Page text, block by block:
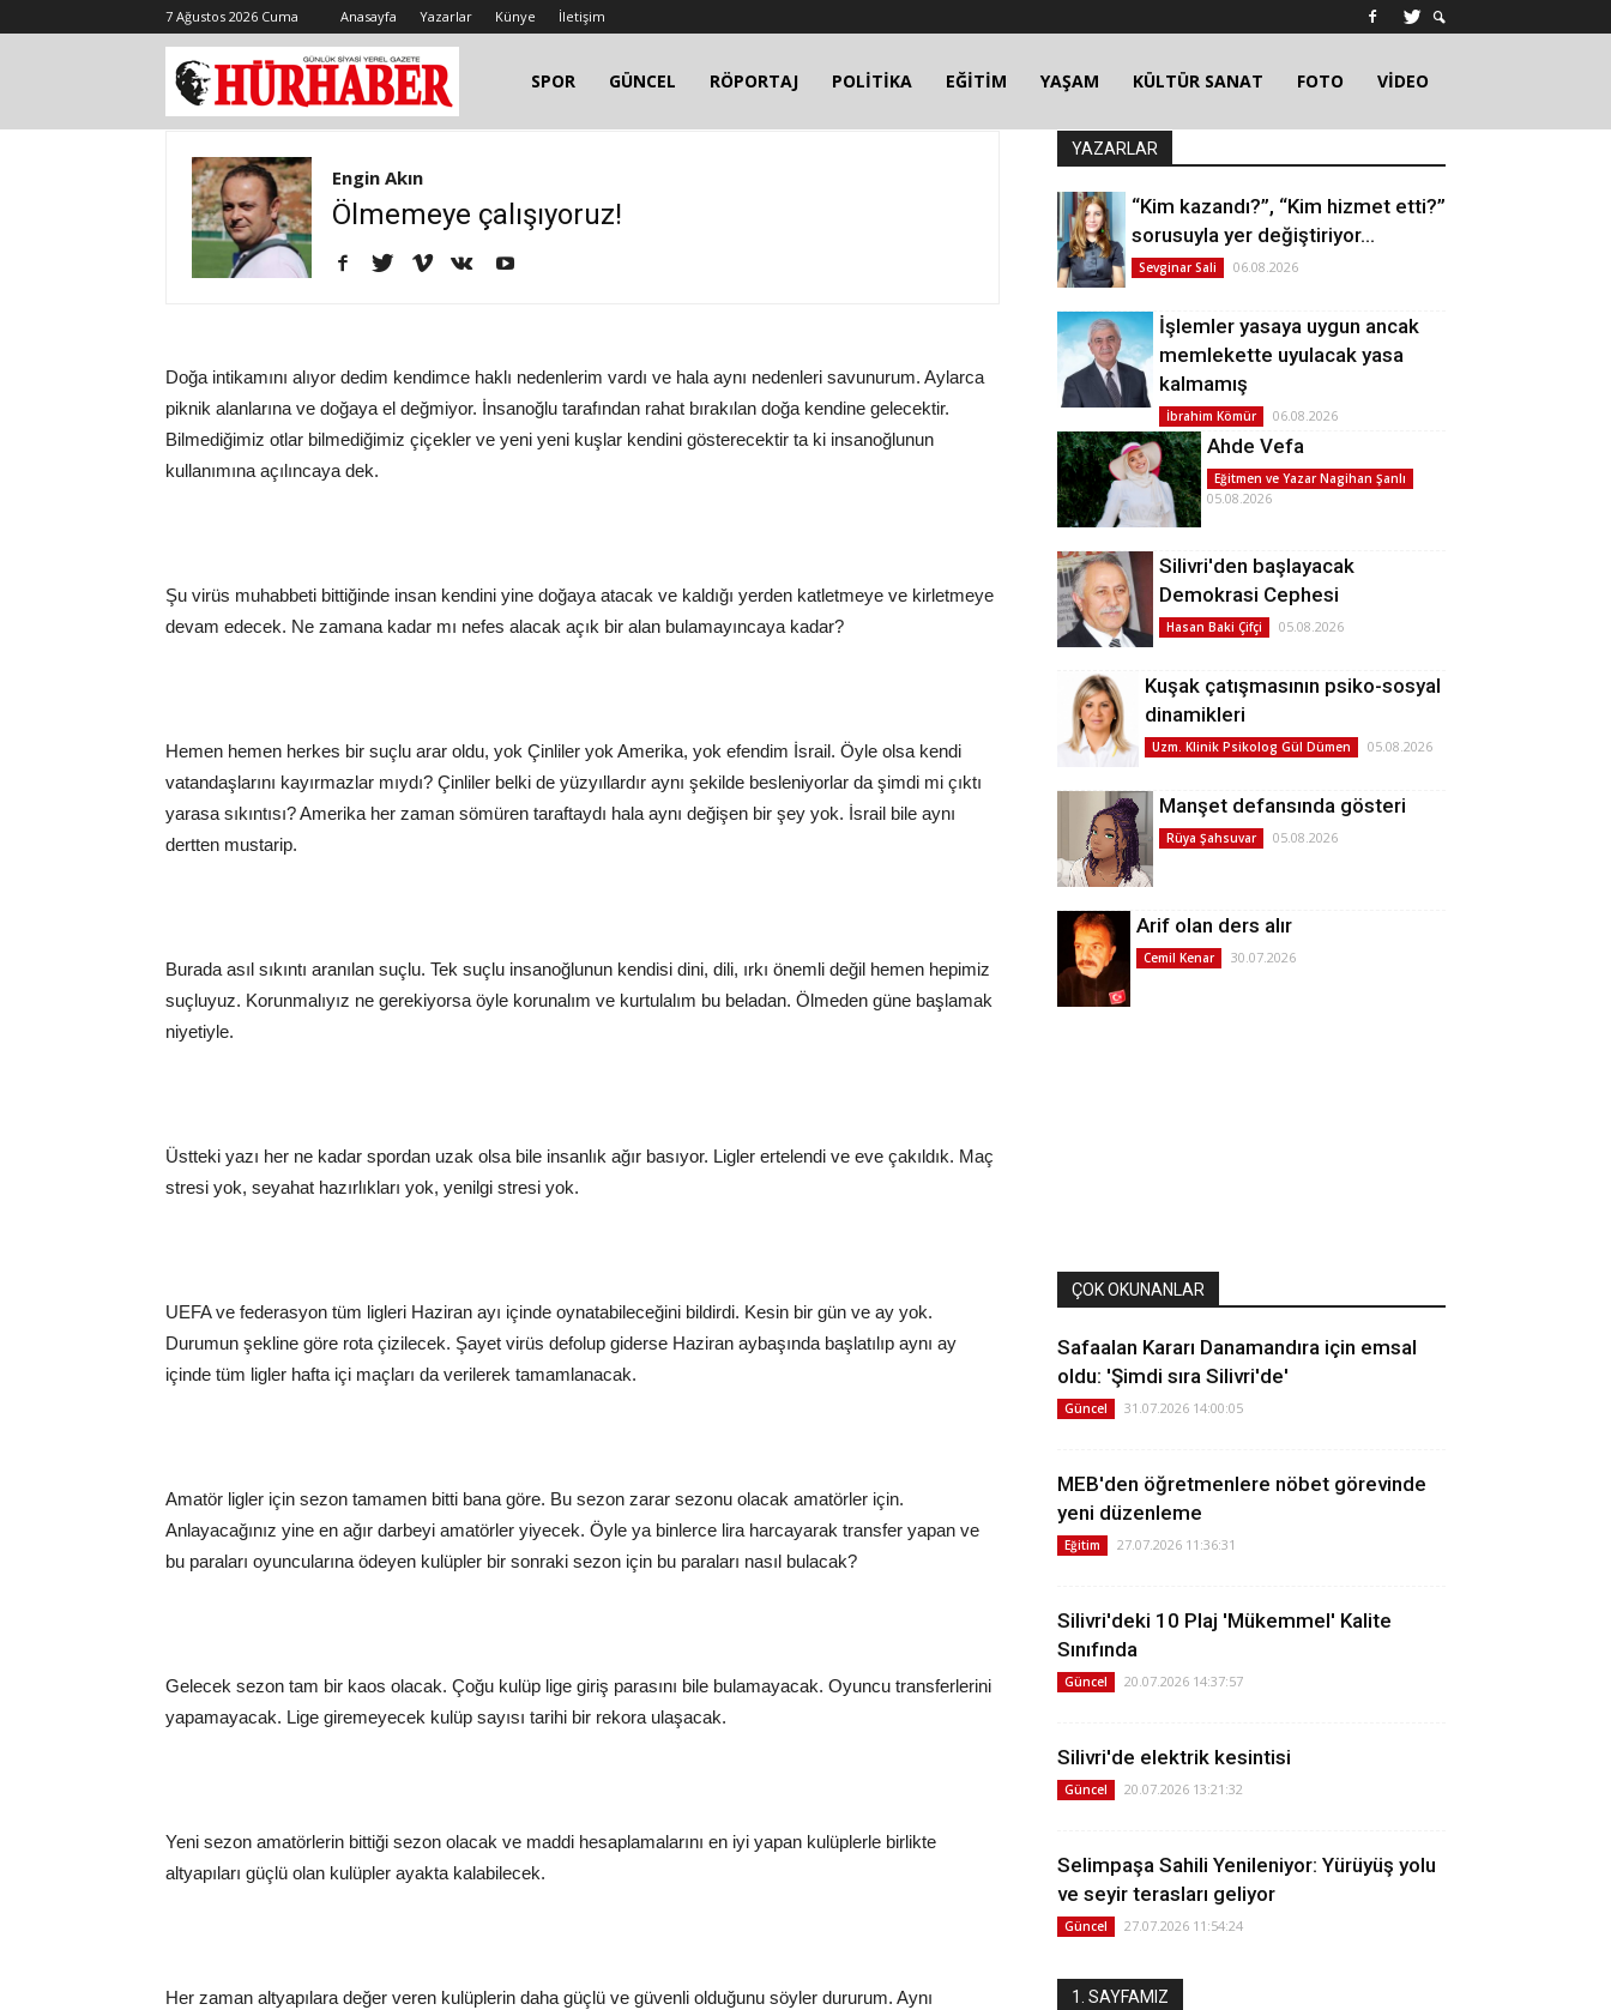
7 Ağustos 2026 Cuma Anasayfa Yazarlar Künye İletişim
SPOR GÜNCEL RÖPORTAJ POLİTİKA EĞİTİM YAŞAM KÜLTÜR SANAT FOTO VİDEO
Engin Akın
Ölmemeye çalışıyoruz!
Doğa intikamını alıyor dedim kendimce haklı nedenlerim vardı ve hala aynı nedenleri savunurum. Aylarca
piknik alanlarına ve doğaya el değmiyor. İnsanoğlu tarafından rahat bırakılan doğa kendine gelecektir.
Bilmediğimiz otlar bilmediğimiz çiçekler ve yeni yeni kuşlar kendini gösterecektir ta ki insanoğlunun
kullanımına açılıncaya dek.
Şu virüs muhabbeti bittiğinde insan kendini yine doğaya atacak ve kaldığı yerden katletmeye ve kirletmeye
devam edecek. Ne zamana kadar mı nefes alacak açık bir alan bulamayıncaya kadar?
Hemen hemen herkes bir suçlu arar oldu, yok Çinliler yok Amerika, yok efendim İsrail. Öyle olsa kendi
vatandaşlarını kayırmazlar mıydı? Çinliler belki de yüzyıllardır aynı şekilde besleniyorlar da şimdi mi çıktı
yarasa sıkıntısı? Amerika her zaman sömüren taraftaydı hala aynı değişen bir şey yok. İsrail bile aynı
dertten mustarip.
Burada asıl sıkıntı aranılan suçlu. Tek suçlu insanoğlunun kendisi dini, dili, ırkı önemli değil hemen hepimiz
suçluyuz. Korunmalıyız ne gerekiyorsa öyle korunalım ve kurtulalım bu beladan. Ölmeden güne başlamak
niyetiyle.
Üstteki yazı her ne kadar spordan uzak olsa bile insanlık ağır basıyor. Ligler ertelendi ve eve çakıldık. Maç
stresi yok, seyahat hazırlıkları yok, yenilgi stresi yok.
UEFA ve federasyon tüm ligleri Haziran ayı içinde oynatabileceğini bildirdi. Kesin bir gün ve ay yok.
Durumun şekline göre rota çizilecek. Şayet virüs defolup giderse Haziran aybaşında başlatılıp aynı ay
içinde tüm ligler hafta içi maçları da verilerek tamamlanacak.
Amatör ligler için sezon tamamen bitti bana göre. Bu sezon zarar sezonu olacak amatörler için.
Anlayacağınız yine en ağır darbeyi amatörler yiyecek. Öyle ya binlerce lira harcayarak transfer yapan ve
bu paraları oyuncularına ödeyen kulüpler bir sonraki sezon için bu paraları nasıl bulacak?
Gelecek sezon tam bir kaos olacak. Çoğu kulüp lige giriş parasını bile bulamayacak. Oyuncu transferlerini
yapamayacak. Lige giremeyecek kulüp sayısı tarihi bir rekora ulaşacak.
Yeni sezon amatörlerin bittiği sezon olacak ve maddi hesaplamalarını en iyi yapan kulüplerle birlikte
altyapıları güçlü olan kulüpler ayakta kalabilecek.
Her zaman altyapılara değer veren kulüplerin daha güçlü ve güvenli olduğunu söyler dururum. Aynı
YAZARLAR
“Kim kazandı?”, “Kim hizmet etti?”
sorusuyla yer değiştiriyor…
Sevginar Sali 06.08.2026
İşlemler yasaya uygun ancak
memlekette uyulacak yasa
kalmamış
İbrahim Kömür 06.08.2026
Ahde Vefa
Eğitmen ve Yazar Nagihan Şanlı
05.08.2026
Silivri'den başlayacak
Demokrasi Cephesi
Hasan Baki Çifçi 05.08.2026
Kuşak çatışmasının psiko-sosyal
dinamikleri
Uzm. Klinik Psikolog Gül Dümen 05.08.2026
Manşet defansında gösteri
Rüya Şahsuvar 05.08.2026
Arif olan ders alır
Cemil Kenar 30.07.2026
ÇOK OKUNANLAR
Safaalan Kararı Danamandıra için emsal
oldu: 'Şimdi sıra Silivri'de'
Güncel 31.07.2026 14:00:05
MEB'den öğretmenlere nöbet görevinde
yeni düzenleme
Eğitim 27.07.2026 11:36:31
Silivri'deki 10 Plaj 'Mükemmel' Kalite
Sınıfında
Güncel 20.07.2026 14:37:57
Silivri'de elektrik kesintisi
Güncel 20.07.2026 13:21:32
Selimpaşa Sahili Yenileniyor: Yürüyüş yolu
ve seyir terasları geliyor
Güncel 27.07.2026 11:54:24
1. SAYFAMIZ